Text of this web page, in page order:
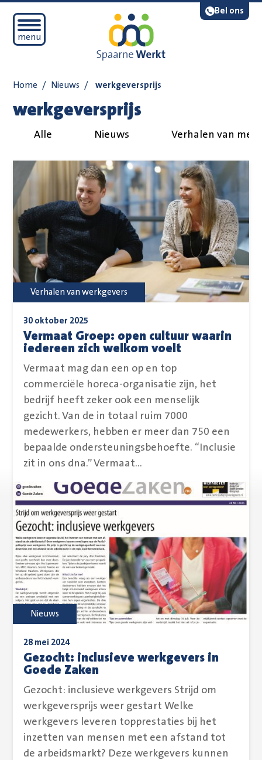
Bel ons
Open mobiel menu
menu
Lees voor
Home / Nieuws / werkgeversprijs
werkgeversprijs
Alle Nieuws Verhalen van
Vermaat Groep: open cultuur waarin
iedereen zich welkom voelt
30 oktober 2025
Vermaat mag dan een op en top
commerciële horeca-organisatie zijn, het
bedrijf heeft zeker ook een menselijk
gezicht. Van de in totaal ruim 7000
medewerkers, hebben er meer dan 750 een
bepaalde ondersteuningsbehoefte. “Inclusie
zit in ons dna.” Vermaat...
Verhalen van werkgevers
Gezocht: inclusieve werkgevers in
Goede Zaken
28 mei 2024
Gezocht: inclusieve werkgevers Strijd om
werkgeversprijs weer gestart Welke
werkgevers leveren topprestaties bij het
inzetten van mensen met een afstand tot
de arbeidsmarkt? Deze werkgevers kunnen
Nieuws